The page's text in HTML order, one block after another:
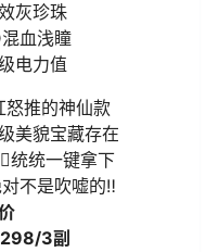
灰珍珠
血浅瞳
电力值
怒推的神仙款
美貌宝藏存在
统统一键拿下
不是吹嘘的‼️
3副